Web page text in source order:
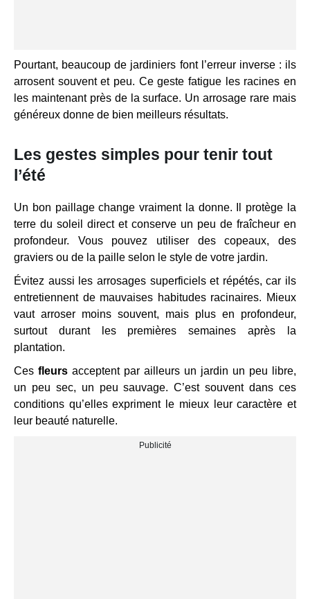
Pourtant, beaucoup de jardiniers font l’erreur inverse : ils
arrosent souvent et peu. Ce geste fatigue les racines en
les maintenant près de la surface. Un arrosage rare mais
généreux donne de bien meilleurs résultats.
Les gestes simples pour tenir tout
l’été
Un bon paillage change vraiment la donne. Il protège la
terre du soleil direct et conserve un peu de fraîcheur en
profondeur. Vous pouvez utiliser des copeaux, des
graviers ou de la paille selon le style de votre jardin.
Évitez aussi les arrosages superficiels et répétés, car ils
entretiennent de mauvaises habitudes racinaires. Mieux
vaut arroser moins souvent, mais plus en profondeur,
surtout durant les premières semaines après la
plantation.
Ces fleurs acceptent par ailleurs un jardin un peu libre,
un peu sec, un peu sauvage. C’est souvent dans ces
conditions qu’elles expriment le mieux leur caractère et
leur beauté naturelle.